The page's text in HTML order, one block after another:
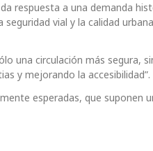
respuesta a una demanda
vial y la calidad
una circulación más segura,
y mejorando la accesibilidad”.
esperadas, que suponen